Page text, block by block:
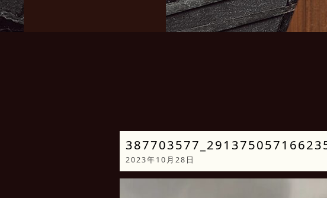
2023年10月28日